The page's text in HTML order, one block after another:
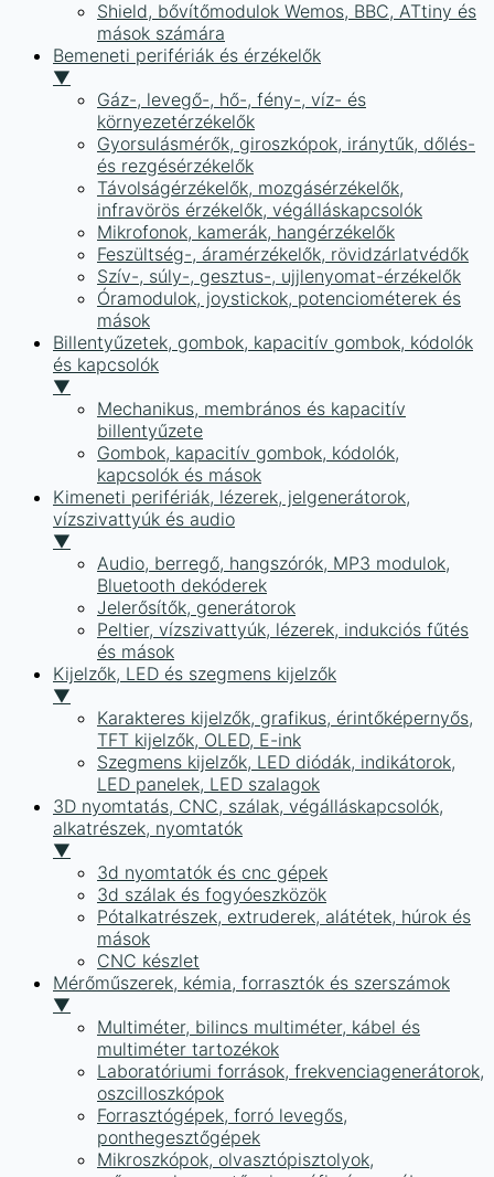
Shield, bővítőmodulok Wemos, BBC, ATtiny és
mások számára
Bemeneti perifériák és érzékelők
▼
Gáz-, levegő-, hő-, fény-, víz- és
környezetérzékelők
Gyorsulásmérők, giroszkópok, iránytűk, dőlés-
és rezgésérzékelők
Távolságérzékelők, mozgásérzékelők,
infravörös érzékelők, végálláskapcsolók
Mikrofonok, kamerák, hangérzékelők
Feszültség-, áramérzékelők, rövidzárlatvédők
Szív-, súly-, gesztus-, ujjlenyomat-érzékelők
Óramodulok, joystickok, potenciométerek és
mások
Billentyűzetek, gombok, kapacitív gombok, kódolók
és kapcsolók
▼
Mechanikus, membrános és kapacitív
billentyűzete
Gombok, kapacitív gombok, kódolók,
kapcsolók és mások
Kimeneti perifériák, lézerek, jelgenerátorok,
vízszivattyúk és audio
▼
Audio, berregő, hangszórók, MP3 modulok,
Bluetooth dekóderek
Jelerősítők, generátorok
Peltier, vízszivattyúk, lézerek, indukciós fűtés
és mások
Kijelzők, LED és szegmens kijelzők
▼
Karakteres kijelzők, grafikus, érintőképernyős,
TFT kijelzők, OLED, E-ink
Szegmens kijelzők, LED diódák, indikátorok,
LED panelek, LED szalagok
3D nyomtatás, CNC, szálak, végálláskapcsolók,
alkatrészek, nyomtatók
▼
3d nyomtatók és cnc gépek
3d szálak és fogyóeszközök
Pótalkatrészek, extruderek, alátétek, húrok és
mások
CNC készlet
Mérőműszerek, kémia, forrasztók és szerszámok
▼
Multiméter, bilincs multiméter, kábel és
multiméter tartozékok
Laboratóriumi források, frekvenciagenerátorok,
oszcilloszkópok
Forrasztógépek, forró levegős,
ponthegesztőgépek
Mikroszkópok, olvasztópisztolyok,